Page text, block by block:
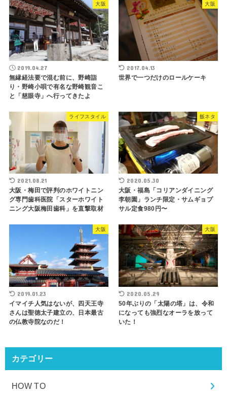
大阪
2019.04.27
無縁経法要で混む前に、野崎詣
り・野崎小唄で有名な野崎観音こ
と「慈眼寺」へ行ってきたよ
大阪
2017.04.13
世界で一つだけのロールケーキ
ライフスタイル
2021.08.21
大阪・梅田で評判のホワイトニン
グ専門歯科医院「スターホワイト
ニング大阪梅田歯科」を直撃取材
飯ネタ
2020.05.30
大阪・福島「コリアンダイニング
李朝園」ランチ限定・サムギョプ
サル定食980円〜
大阪
2019.01.23
イマイチ人気はないが、四天王寺
さんは聖徳太子建立の、日本最古
の仏教寺院なのだ！
大阪
2020.05.29
50年ぶりの「太陽の塔」は、令和
になっても強烈なオーラを放って
いた！
カテゴリー
HOW TO